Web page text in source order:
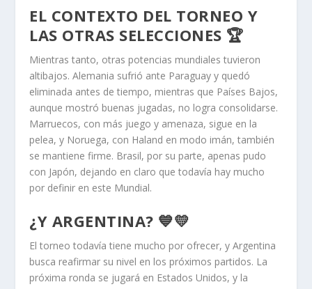
EL CONTEXTO DEL TORNEO Y
LAS OTRAS SELECCIONES 🏆
Mientras tanto, otras potencias mundiales tuvieron
altibajos. Alemania sufrió ante Paraguay y quedó
eliminada antes de tiempo, mientras que Países Bajos,
aunque mostró buenas jugadas, no logra consolidarse.
Marruecos, con más juego y amenaza, sigue en la
pelea, y Noruega, con Haland en modo imán, también
se mantiene firme. Brasil, por su parte, apenas pudo
con Japón, dejando en claro que todavía hay mucho
por definir en este Mundial.
¿Y ARGENTINA? 💙💛
El torneo todavía tiene mucho por ofrecer, y Argentina
busca reafirmar su nivel en los próximos partidos. La
próxima ronda se jugará en Estados Unidos, y la